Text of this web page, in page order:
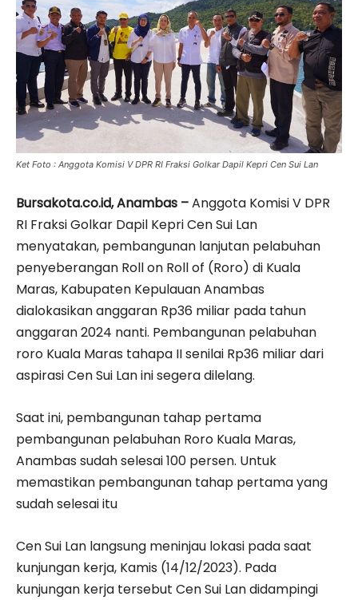
Ket Foto : Anggota Komisi V DPR RI Fraksi Golkar Dapil Kepri Cen Sui Lan
Bursakota.co.id, Anambas –Anggota Komisi V DPR
RI Fraksi Golkar Dapil Kepri Cen Sui Lan
menyatakan, pembangunan lanjutan pelabuhan
penyeberangan Roll on Roll of (Roro) di Kuala
Maras, Kabupaten Kepulauan Anambas
dialokasikan anggaran Rp36 miliar pada tahun
anggaran 2024 nanti. Pembangunan pelabuhan
roro Kuala Maras tahapa II senilai Rp36 miliar dari
aspirasi Cen Sui Lan ini segera dilelang.
Saat ini, pembangunan tahap pertama
pembangunan pelabuhan Roro Kuala Maras,
Anambas sudah selesai 100 persen. Untuk
memastikan pembangunan tahap pertama yang
sudah selesai itu
Cen Sui Lan langsung meninjau lokasi pada saat
kunjungan kerja, Kamis (14/12/2023). Pada
kunjungan kerja tersebut Cen Sui Lan didampingi